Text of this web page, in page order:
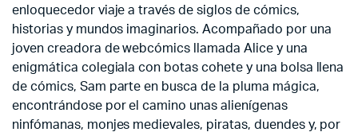
enloquecedor viaje a través de siglos de cómics,
historias y mundos imaginarios. Acompañado por una
joven creadora de webcómics llamada Alice y una
enigmática colegiala con botas cohete y una bolsa llena
de cómics, Sam parte en busca de la pluma mágica,
encontrándose por el camino unas alienígenas
ninfómanas, monjes medievales, piratas, duendes y, por